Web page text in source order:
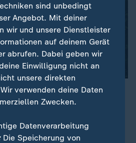
Jahr für Rentner – das
Fratzscher. Die Lasten
sollten gerechter verteilt
sind unbedingt
Angebot. Mit deiner
wir und unsere Dienstleister
auf deinem Gerät
abrufen. Dabei geben wir
Einwilligung nicht an
unsere direkten
verwenden deine Daten
Zwecken.
Datenverarbeitung
Die Speicherung von